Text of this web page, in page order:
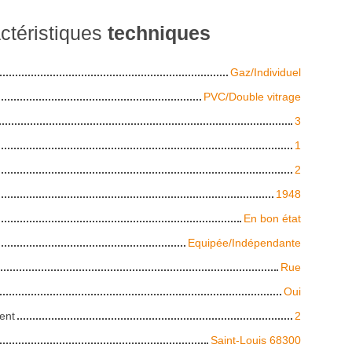
techniques
Gaz/Individuel
PVC/Double vitrage
3
1
2
1948
En bon état
Equipée/Indépendante
Rue
Oui
2
Saint-Louis 68300